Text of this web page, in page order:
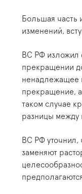
Большая часть
изменений,
ВС РФ изложил
прекращении
ненадлежащее
прекращение,
таком случае
разницы между
ВС РФ уточнил,
заменяют